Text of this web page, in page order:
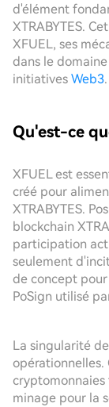
d'élément
XTRABYTES.
XFUEL, ses
dans le
initiatives Web3.
Qu'est-ce
XFUEL est
créé pour
XTRABYTES.
blockchain
participation
seulement
de concept
PoSign utilisé
La singularité
opérationnelles.
minage pour la